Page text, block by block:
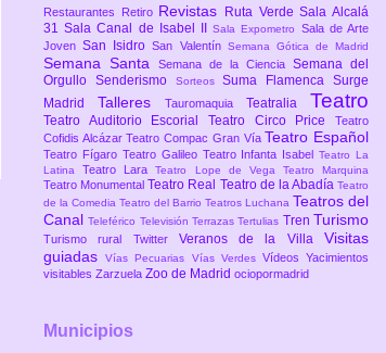
Restaurantes
Retiro Revistas Ruta VerdeSala Alcalá
31Sala Canal de Isabel IISala Expometro Sala de Arte
JovenSan IsidroSan Valentín Semana Gótica de Madrid
Semana Santa Semana de la Ciencia Semana del
Orgullo Senderismo SorteosSuma FlamencaSurge
Madrid Talleres Tauromaquia Teatralia Teatro
Teatro Auditorio Escorial Teatro Circo Price Teatro
Cofidis AlcázarTeatro Compac Gran Vía Teatro Español
Teatro Fígaro Teatro Galileo Teatro Infanta IsabelTeatro La
Latina Teatro LaraTeatro Lope de Vega Teatro Marquina
Teatro Monumental Teatro Real Teatro de la Abadía Teatro
de la Comedia Teatro del Barrio Teatros Luchana Teatros del
CanalTeleférico TelevisiónTerrazasTertulias Tren Turismo
Turismo rural Twitter Veranos de la VillaVisitas
guiadasVías Pecuarias Vías Verdes VídeosYacimientos
visitables Zarzuela Zoo de Madrid ociopormadrid
Municipios